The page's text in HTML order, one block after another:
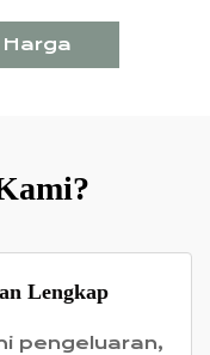
Lengkap
pengeluaran,